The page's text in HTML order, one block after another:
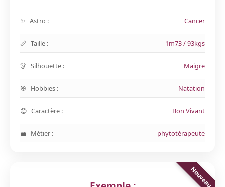
Astro : Cancer
Taille : 1m73 / 93kgs
Silhouette : Maigre
Hobbies : Natation
Caractère : Bon Vivant
Métier : phytotérapeute